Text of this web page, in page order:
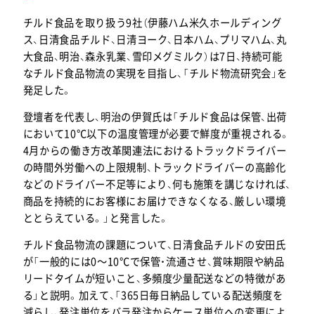
チルド食品を取り扱う9社（伊藤ハム米久ホールディング
ス、日清食品チルド、日清ヨーク、日本ハム、プリマハム、丸
大食品、明治、森永乳業、雪印メグミルク）は7日、持続可能
なチルド食品物流の実現を目指し、「チルド物流研究会」を
発足した。
登壇者を代表し、明治の伊賀氏は「チルド食品は保管、出荷
において10℃以下の温度管理が必要で鮮度が重視される。
4月からの働き方改革関連法におけるトラックドライバー
の時間外労働への上限規制、トラックドライバーの高齢化
などのドライバー不足等により、何も施策を講じなければ、
商品を持続的にお客様にお届けできなくなる、厳しい環境
ととらえている。」と発言した。
チルド食品物流の課題について、日清食品チルドの安田氏
が「一般的には0～10℃で保管・流通させ、賞味期限や納品
リードタイムが短いこと、多頻度少量配送などの特徴があ
る」と説明。加えて、「365日毎日納品している配送頻度を